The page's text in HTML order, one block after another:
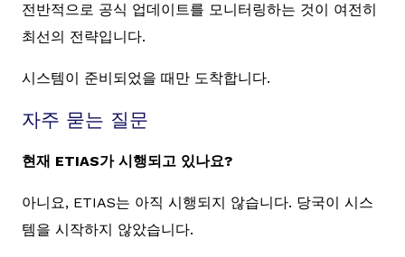
전반적으로 공식 업데이트를 모니터링하는 것이 여전히
최선의 전략입니다.
시스템이 준비되었을 때만 도착합니다.
자주 묻는 질문
현재 ETIAS가 시행되고 있나요?
아니요, ETIAS는 아직 시행되지 않습니다. 당국이 시스
템을 시작하지 않았습니다.